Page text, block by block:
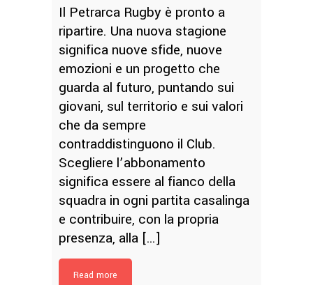
Il Petrarca Rugby è pronto a
ripartire. Una nuova stagione
significa nuove sfide, nuove
emozioni e un progetto che
guarda al futuro, puntando sui
giovani, sul territorio e sui valori
che da sempre
contraddistinguono il Club.
Scegliere l’abbonamento
significa essere al fianco della
squadra in ogni partita casalinga
e contribuire, con la propria
presenza, alla […]
Read more